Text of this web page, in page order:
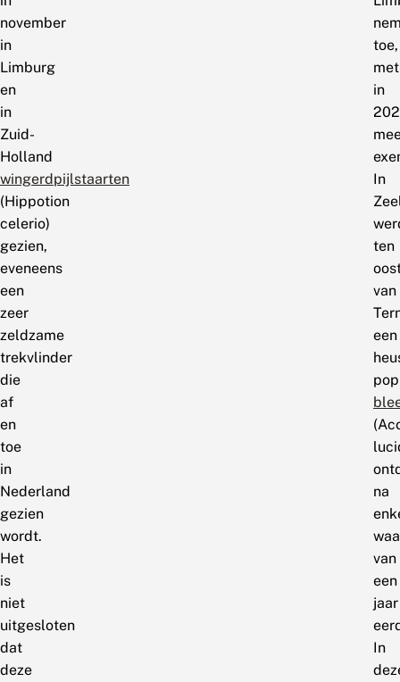
november
in
Limburg
en
in
Zuid-
Holland
wingerdpijlstaarten
(Hippotion
celerio)
gezien,
eveneens
een
zeer
zeldzame
trekvlinder
die
af
en
toe
in
Nederland
gezien
wordt.
Het
is
niet
uitgesloten
dat
deze
toe,
met
in
In
ten
van
een
na
van
een
jaar
In